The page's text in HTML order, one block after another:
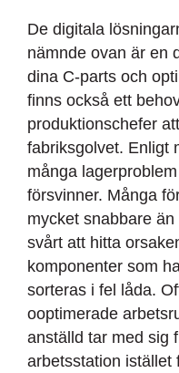
De digitala
nämnde ovan är en
dina C-parts och
finns också ett
produktionschefer
fabriksgolvet. Enligt
många
försvinner. Många
mycket snabbare
svårt att hitta
komponenter som
sorteras i fel låda.
ooptimerade
anställd tar med sig
arbetsstation istället